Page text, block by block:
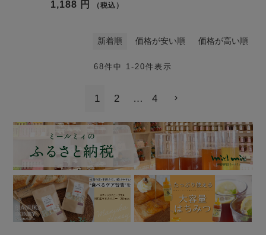
1,188 税込
新着順 価格が安い順 価格が高い順
68件中 1-20件表示
1 2 … 4